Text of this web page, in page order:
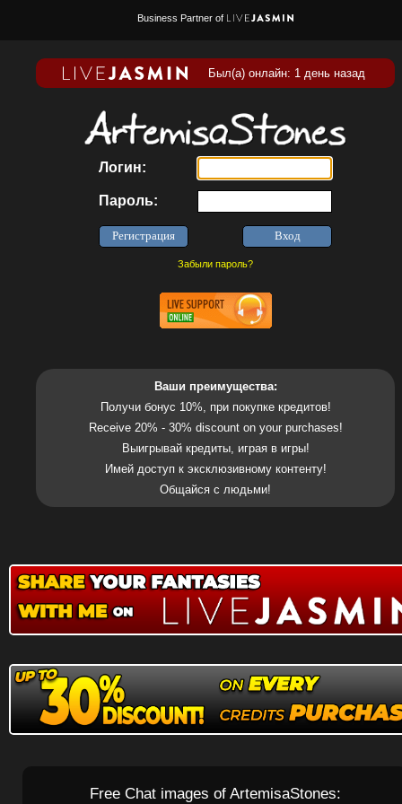
Business Partner of
Был(а) онлайн: 1 день назад
Логин:
Пароль:
Забыли пароль?
Ваши преимущества:
Получи бонус 10%, при покупке кредитов!
Receive 20% - 30% discount on your purchases!
Выигрывай кредиты, играя в игры!
Имей доступ к эксклюзивному контенту!
Общайся с людьми!
Free Chat images of ArtemisaStones: